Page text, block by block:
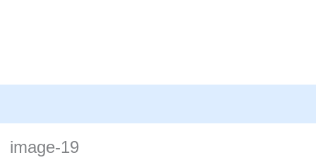
image-19